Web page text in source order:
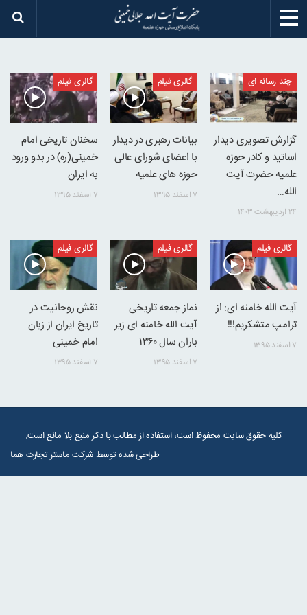
چند رسانه ای
گزارش تصویری دیدار
اساتید و کادر حوزه
علمیه حضرت آیت
الله…
۲۴ اردیبهشت ۱۴۰۳
گالری فیلم
بیانات رهبری در دیدار
با اعضای شورای عالی
حوزه های علمیه
۷ اسفند ۱۳۹۵
گالری فیلم
سخنان تاریخی امام
خمینی(ره) در بدو ورود
به ایران
۷ اسفند ۱۳۹۵
گالری فیلم
آیت الله خامنه ای: از
ترامپ متشکریم!!!
۷ اسفند ۱۳۹۵
گالری فیلم
نماز جمعه تاریخی
آیت الله خامنه ای زیر
باران سال ۱۳۶۰
۷ اسفند ۱۳۹۵
گالری فیلم
نقش روحانیت در
تاریخ ایران از زبان
امام خمینی
۷ اسفند ۱۳۹۵
کلیه حقوق سایت محفوظ است، استفاده از مطالب با ذکر منبع بلا مانع است.
طراحی شده توسط شرکت ماستر تجارت هما